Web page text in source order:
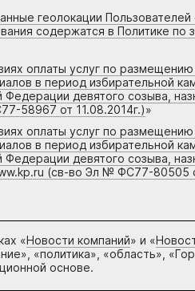
геолокации
содержатся в Политике по
оплаты услуг по
в период избирательной
девятого созыва,
58967 от 11.08.2014г.)»
оплаты услуг по
в период избирательной
девятого созыва,
(св-во Эл № ФС77-80505
«Новости компаний» и «
«политика», «область»,
основе.